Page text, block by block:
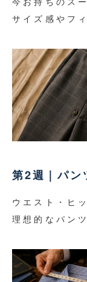
サイズ感やフ
第2週｜パン
ウエスト・ヒ
理想的なパン